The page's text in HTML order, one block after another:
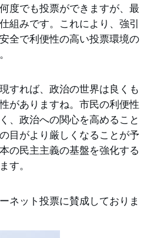
度でも投票ができますが、最
組みです。これにより、強引
全で利便性の高い投票環境の
すれば、政治の世界は良くも
がありますね。市民の利便性
、政治への関心を高めること
目がより厳しくなることが予
の民主主義の基盤を強化する
す。
ネット投票に賛成しておりま